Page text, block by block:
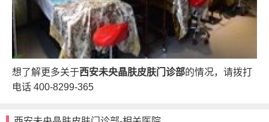
想了解更多关于西安未央晶肤皮肤门诊部的情况，请拨打
电话 400-8299-365